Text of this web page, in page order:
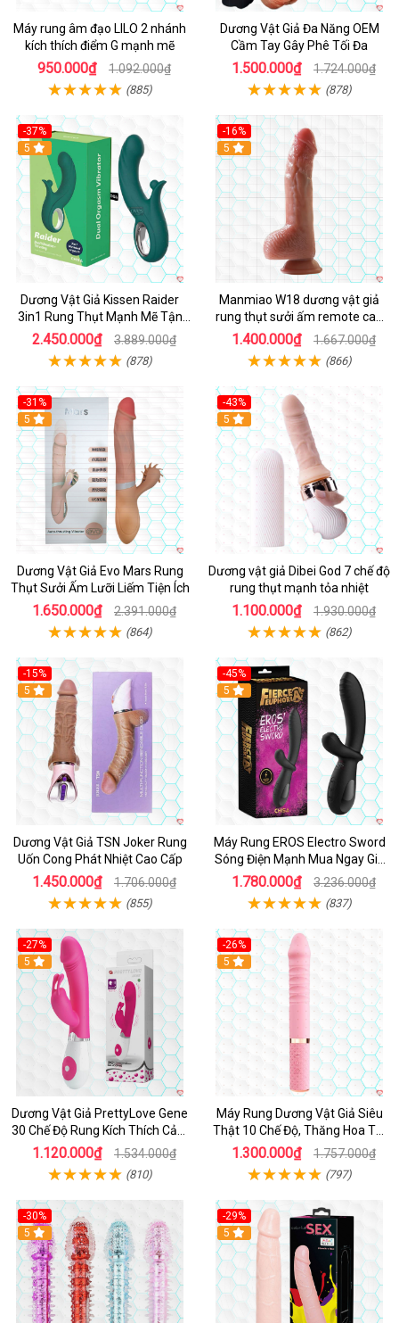
Máy rung âm đạo LILO 2 nhánh
kích thích điểm G mạnh mẽ
950.000₫ 1.092.000₫
(885)
Dương Vật Giả Đa Năng OEM
Cầm Tay Gây Phê Tối Đa
1.500.000₫ 1.724.000₫
(878)
-37%
Hot
5
Dương Vật Giả Kissen Raider
3in1 Rung Thụt Mạnh Mẽ Tận
Hưởng
2.450.000₫ 3.889.000₫
(878)
-16%
Hot
5
Manmiao W18 dương vật giả
rung thụt sưởi ấm remote cao
cấp
1.400.000₫ 1.667.000₫
(866)
-31%
5
Dương Vật Giả Evo Mars Rung
Thụt Sưởi Ấm Lưỡi Liếm Tiện Ích
1.650.000₫ 2.391.000₫
(864)
-43%
Hot
5
Dương vật giả Dibei God 7 chế độ
rung thụt mạnh tỏa nhiệt
1.100.000₫ 1.930.000₫
(862)
-15%
5
Dương Vật Giả TSN Joker Rung
Uốn Cong Phát Nhiệt Cao Cấp
1.450.000₫ 1.706.000₫
(855)
-45%
5
Máy Rung EROS Electro Sword
Sóng Điện Mạnh Mua Ngay Giá
Tốt
1.780.000₫ 3.236.000₫
(837)
-27%
Hot
5
Dương Vật Giả PrettyLove Gene
30 Chế Độ Rung Kích Thích Cảm
Biến Âm Thanh
1.120.000₫ 1.534.000₫
(810)
-26%
Hot
5
Máy Rung Dương Vật Giả Siêu
Thật 10 Chế Độ, Thăng Hoa Tối
Ưu
1.300.000₫ 1.757.000₫
(797)
-30%
Hot
5
-29%
Hot
5